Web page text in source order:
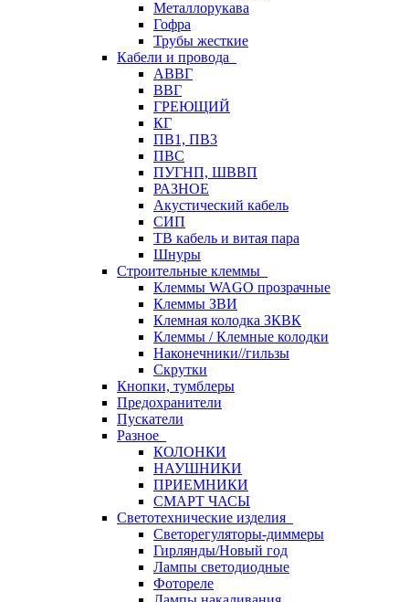
Металлорукава
Гофра
Трубы жесткие
Кабели и провода
АВВГ
ВВГ
ГРЕЮЩИЙ
КГ
ПВ1, ПВ3
ПВС
ПУГНП, ШВВП
РАЗНОЕ
Акустический кабель
СИП
ТВ кабель и витая пара
Шнуры
Строительные клеммы
Клеммы WAGO прозрачные
Клеммы ЗВИ
Клемная колодка ЗКВК
Клеммы / Клемные колодки
Наконечники//гильзы
Скрутки
Кнопки, тумблеры
Предохранители
Пускатели
Разное
КОЛОНКИ
НАУШНИКИ
ПРИЕМНИКИ
СМАРТ ЧАСЫ
Светотехнические изделия
Светорегуляторы-диммеры
Гирлянды/Новый год
Лампы светодиодные
Фотореле